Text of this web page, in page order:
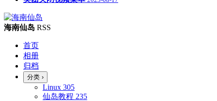
海南仙岛 RSS
首页
相册
归档
分类 ›
Linux 305
仙岛教程 235